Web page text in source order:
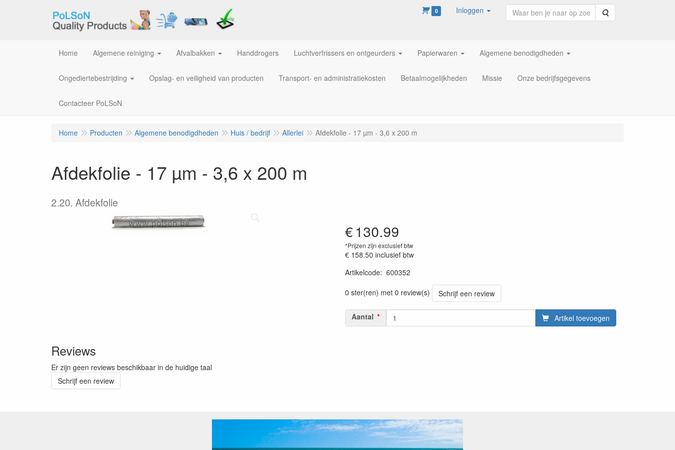
0 Inloggen Zoeken
Home Algemene reiniging Afvalbakken Handdrogers Luchtverfrissers en ontgeurders Papierwaren Algemene benodigdheden
Ongediertebestrijding Opslag- en veiligheid van producten Transport- en administratiekosten Betaalmogelijkheden Missie Onze bedrijfsgegevens
Contacteer PoLSoN
Home Producten Algemene benodigdheden Huis / bedrijf Allerlei Afdekfolie - 17 µm - 3,6 x 200 m
Afdekfolie - 17 µm - 3,6 x 200 m
2.20. Afdekfolie
€130.99
*Prijzen zijn exclusief btw
€ 158.50 inclusief btw
Artikelcode: 600352
0 ster(ren) met 0 review(s)
Schrijf een review
Aantal Artikel toevoegen
Reviews
Er zijn geen reviews beschikbaar in de huidige taal
Schrijf een review